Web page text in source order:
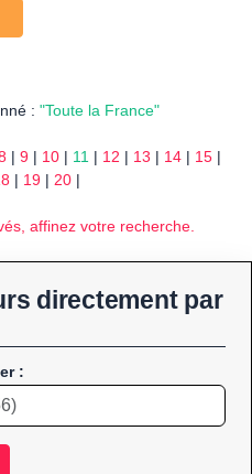
: "Toute la France"
| 9 | 10 | 11 | 12 | 13 | 14 | 15 |
| 19 | 20 |
affinez votre recherche.
directement par
: